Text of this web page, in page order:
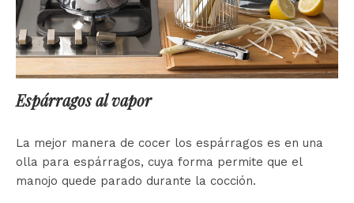
Espárragos al vapor
La mejor manera de cocer los espárragos es en una
olla para espárragos, cuya forma permite que el
manojo quede parado durante la cocción.